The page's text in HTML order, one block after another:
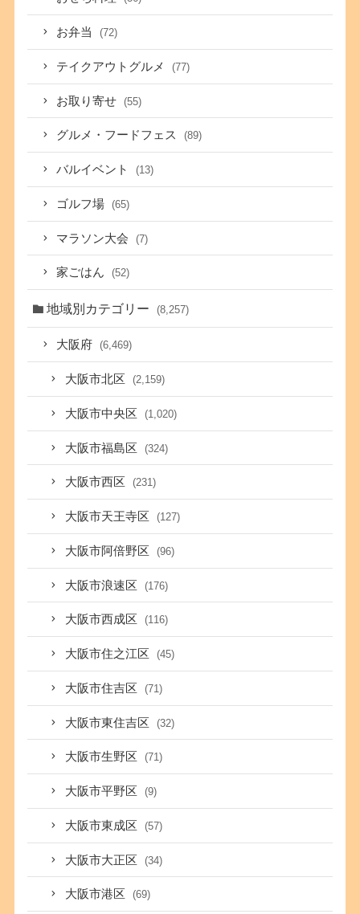
お弁当 (72)
テイクアウトグルメ (77)
お取り寄せ (55)
グルメ・フードフェス (89)
バルイベント (13)
ゴルフ場 (65)
マラソン大会 (7)
家ごはん (52)
地域別カテゴリー (8,257)
大阪府 (6,469)
大阪市北区 (2,159)
大阪市中央区 (1,020)
大阪市福島区 (324)
大阪市西区 (231)
大阪市天王寺区 (127)
大阪市阿倍野区 (96)
大阪市浪速区 (176)
大阪市西成区 (116)
大阪市住之江区 (45)
大阪市住吉区 (71)
大阪市東住吉区 (32)
大阪市生野区 (71)
大阪市平野区 (9)
大阪市東成区 (57)
大阪市大正区 (34)
大阪市港区 (69)